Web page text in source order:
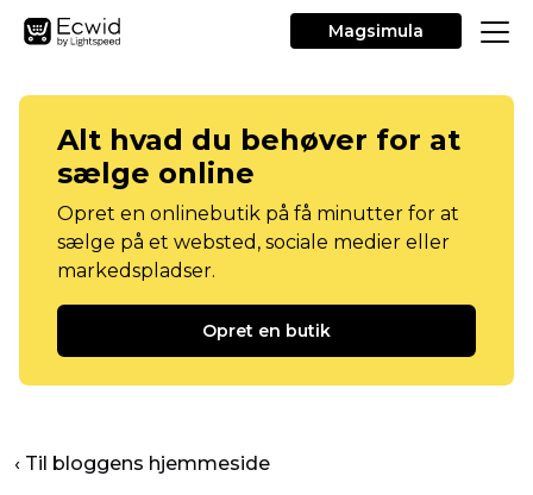
Magsimula
Alt hvad du behøver for at
sælge online
Opret en onlinebutik på få minutter for at
sælge på et websted, sociale medier eller
markedspladser.
Opret en butik
‹ Til bloggens hjemmeside